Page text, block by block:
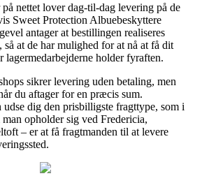
nettet lover dag-til-dag levering på de
Sweet Protection Albuebeskyttere
antager at bestillingen realiseres
så at de har mulighed for at nå at få dit
lagermedarbejderne holder fyraften.
sikrer levering uden betaling, men
du aftager for en præcis sum.
dig den prisbilligste fragttype, som i
opholder sig ved Fredericia,
– er at få fragtmanden til at levere